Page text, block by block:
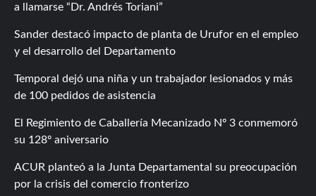
a llamarse “Dr. Andrés Toriani”
Sander destacó impacto de planta de Urufor en el empleo
y el desarrollo del Departamento
Temporal dejó una niña y un trabajador lesionados y más
de 100 pedidos de asistencia
El Regimiento de Caballería Mecanizado Nº 3 conmemoró
su 128º aniversario
ACUR planteó a la Junta Departamental su preocupación
por la crisis del comercio fronterizo